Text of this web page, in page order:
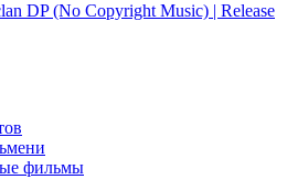
DP (No Copyright Music) | Release
фильмы